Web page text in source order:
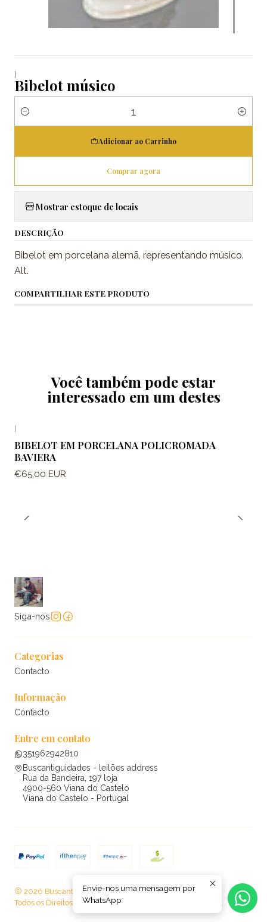
|
Bibelot músico
Quantidade
Adicionar ao Carrinho
Comprar agora
Mostrar estoque de locais
DESCRIÇÃO
Bibelot em porcelana alemã, representando músico.
Alt.
COMPARTILHAR ESTE PRODUTO
Você também pode estar
interessado em um destes
BIBELOT EM PORCELANA POLICROMADA
BAVIERA
€65,00 EUR
Siga-nos
Categorias
Contacto
Informação
Contacto
Entre em contato
351962942810
Buscantiguidades - leilões address
Rua da Bandeira, 197 loja
4900-560 Viana do Castelo
Viana do Castelo - Portugal
2026 Buscantiguidades - leilões .
Todos os Direitos Reservados.Com tecnologia Jumpseller .
Envie-nos uma mensagem por
WhatsApp